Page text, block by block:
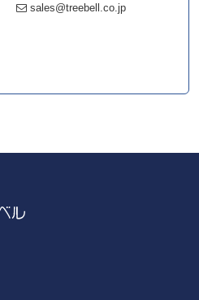
sales@treebell.co.jp